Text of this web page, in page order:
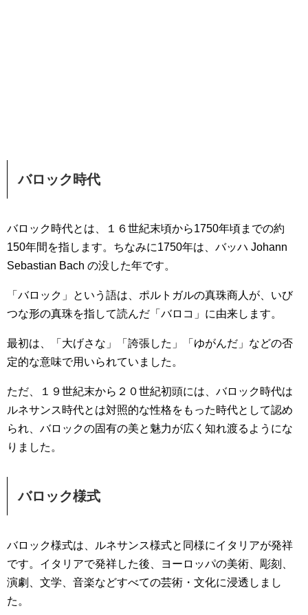
バロック時代
バロック時代とは、１６世紀末頃から1750年頃までの約
150年間を指します。ちなみに1750年は、バッハ Johann
Sebastian Bach の没した年です。
「バロック」という語は、ポルトガルの真珠商人が、いび
つな形の真珠を指して読んだ「バロコ」に由来します。
最初は、「大げさな」「誇張した」「ゆがんだ」などの否
定的な意味で用いられていました。
ただ、１９世紀末から２０世紀初頭には、バロック時代は
ルネサンス時代とは対照的な性格をもった時代として認め
られ、バロックの固有の美と魅力が広く知れ渡るようにな
りました。
バロック様式
バロック様式は、ルネサンス様式と同様にイタリアが発祥
です。イタリアで発祥した後、ヨーロッパの美術、彫刻、
演劇、文学、音楽などすべての芸術・文化に浸透しまし
た。